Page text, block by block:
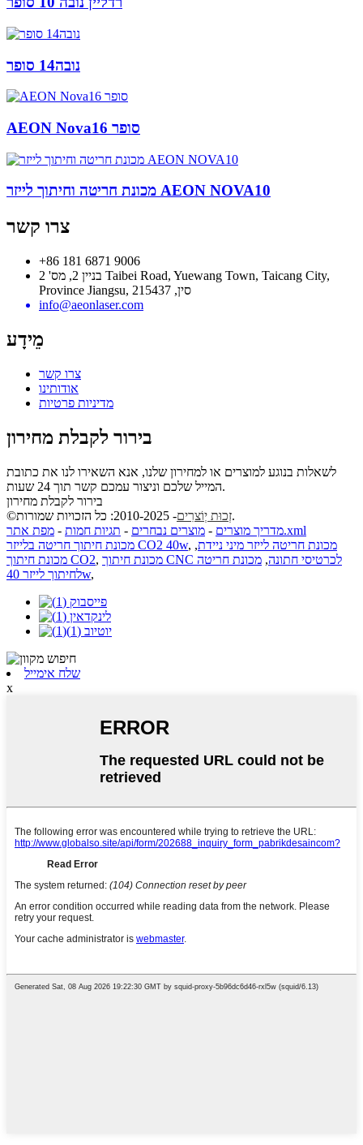
נובה14 סופר
AEON Nova16 סופר
מכונת חריטה וחיתוך לייזר AEON NOVA10
צרו קשר
+86 181 6871 9006
בניין 2, מס' 2 Taibei Road, Yuewang Town, Taicang City,
Province Jiangsu, סין, 215437
info@aeonlaser.com
מֵידָע
צרו קשר
אודותינו
מדיניות פרטיות
בירור לקבלת מחירון
לשאלות בנוגע למוצרים או למחירון שלנו, אנא השאירו לנו את כתובת
המייל שלכם וניצור עמכם קשר תוך 24 שעות.
בירור לקבלת מחירון
©
זְכוּת יְוֹצרִים- 2010-2025: כל הזכויות שמורות.
מדריך מוצרים - מוצרים נבחרים - תגיות חמות -
מפת אתר.xml
מכונת חיתוך חריטה בלייזר CO2 40w, מכונת חריטה לייזר מיני ניידת,
מכונת חיתוך CO2, מכונת חיתוך CNC לכרטיסי חתונה, מכונת חריטה
לחיתוך לייזר 40w,
שלח אימייל
x